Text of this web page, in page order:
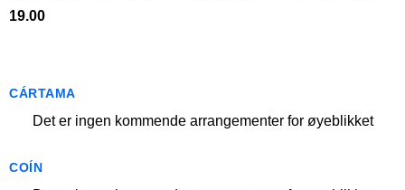
19.00
CÁRTAMA
Det er ingen kommende arrangementer for øyeblikket
COÍN